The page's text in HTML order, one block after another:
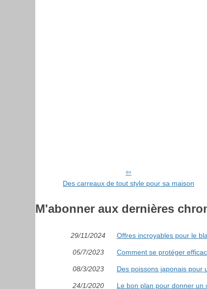
Des carreaux de tout style pour sa maison
M'abonner aux dernières
29/11/2024 Offres incroyables pour le
05/7/2023 Comment se protéger
08/3/2023 Des poissons japonais pour
24/1/2020 Le bon plan pour donner un